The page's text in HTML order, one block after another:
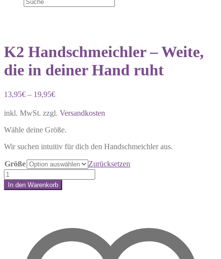
K2 Handschmeichler – Weite,
die in deiner Hand ruht
13,95€ – 19,95€
inkl. MwSt. zzgl. Versandkosten
Wähle deine Größe.
Wir suchen intuitiv für dich den Handschmeichler aus.
Größe
Zurücksetzen
K2
Handschmeichler
–
In den Warenkorb